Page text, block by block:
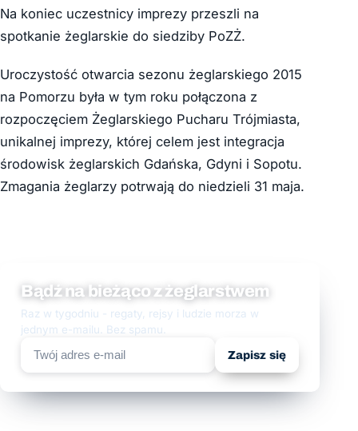
Na koniec uczestnicy imprezy przeszli na
spotkanie żeglarskie do siedziby PoZŻ.
Uroczystość otwarcia sezonu żeglarskiego 2015
na Pomorzu była w tym roku połączona z
rozpoczęciem Żeglarskiego Pucharu Trójmiasta,
unikalnej imprezy, której celem jest integracja
środowisk żeglarskich Gdańska, Gdyni i Sopotu.
Zmagania żeglarzy potrwają do niedzieli 31 maja.
Bądź na bieżąco z żeglarstwem
Raz w tygodniu - regaty, rejsy i ludzie morza w
jednym e-mailu. Bez spamu.
Zapisz się